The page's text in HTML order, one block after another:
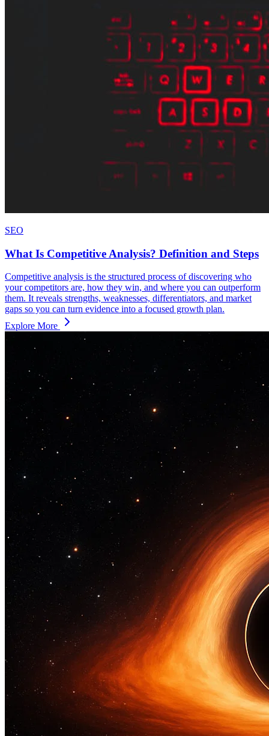
SEO
What Is Competitive Analysis? Definition and Steps
Competitive analysis is the structured process of discovering who
your competitors are, how they win, and where you can outperform
them. It reveals strengths, weaknesses, differentiators, and market
gaps so you can turn evidence into a focused growth plan.
Explore More